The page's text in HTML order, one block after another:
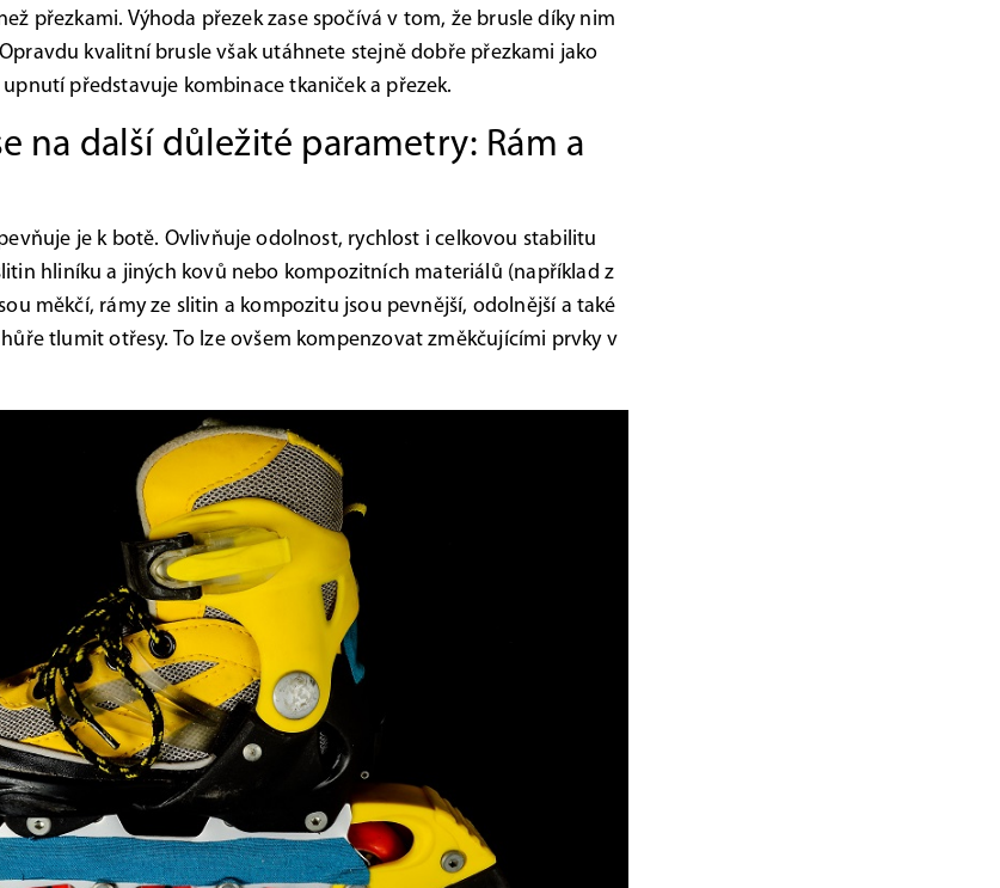
přezkami. Výhoda přezek zase spočívá v tom, že brusle díky nim
kvalitní brusle však utáhnete stejně dobře přezkami jako
představuje kombinace tkaniček a přezek.
na další důležité parametry: Rám a
je k botě. Ovlivňuje odolnost, rychlost i celkovou stabilitu
hliníku a jiných kovů nebo kompozitních materiálů (například z
měkčí, rámy ze slitin a kompozitu jsou pevnější, odolnější a také
tlumit otřesy. To lze ovšem kompenzovat změkčujícími prvky v